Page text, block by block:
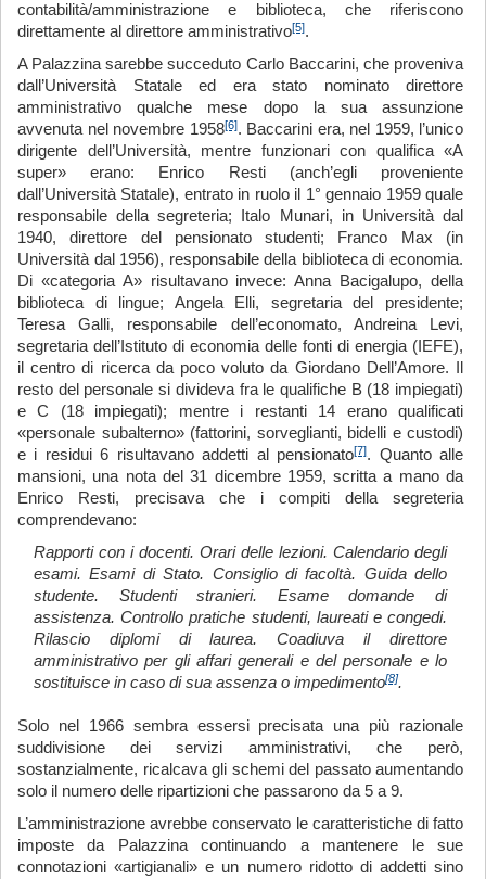
contabilità/amministrazione e biblioteca, che riferiscono
direttamente al direttore amministrativo[5].
A Palazzina sarebbe succeduto Carlo Baccarini, che proveniva
dal­l’Uni­ver­si­tà Statale ed era stato nominato direttore
amministrativo qualche mese dopo la sua assunzione
avvenuta nel novembre 1958[6]. Baccarini era, nel 1959, l’unico
dirigente dell’Università, mentre funzionari con qualifica «A
super» erano: Enrico Resti (anch’egli proveniente
dall’Università Statale), entrato in ruolo il 1° gennaio 1959 quale
responsabile della segreteria; Italo Munari, in Università dal
1940, direttore del pensionato studenti; Franco Max (in
Università dal 1956), responsabile della biblioteca di economia.
Di «categoria A» risultavano invece: Anna Bacigalupo, della
biblioteca di lingue; Angela Elli, segretaria del presidente;
Teresa Galli, responsabile dell’economato, Andreina Levi,
segretaria dell’Istituto di economia delle fonti di energia (IEFE),
il centro di ricerca da poco voluto da Giordano Dell’Amore. Il
resto del personale si divideva fra le qualifiche B (18 impiegati)
e C (18 impiegati); mentre i restanti 14 erano qualificati
«personale subalterno» (fattorini, sorveglianti, bidelli e custodi)
e i residui 6 risultavano addetti al pensionato[7]. Quanto alle
mansioni, una nota del 31 dicembre 1959, scritta a mano da
Enrico Resti, precisava che i compiti della segreteria
comprendevano:
Rapporti con i docenti. Orari delle lezioni. Calendario degli
esami. Esami di Stato. Consiglio di facoltà. Guida dello
studente. Studenti stranieri. Esame domande di
assistenza. Controllo pratiche studenti, laureati e congedi.
Rilascio diplomi di laurea. Coadiuva il direttore
amministrativo per gli affari generali e del personale e lo
sostituisce in caso di sua assenza o impedimento[8].
Solo nel 1966 sembra essersi precisata una più razionale
suddivisione dei servizi amministrativi, che però,
sostanzialmente, ricalcava gli schemi del passato aumentando
solo il numero delle ripartizioni che passarono da 5 a 9.
L’amministrazione avrebbe conservato le caratteristiche di fatto
imposte da Palazzina continuando a mantenere le sue
connotazioni «artigianali» e un numero ridotto di addetti sino